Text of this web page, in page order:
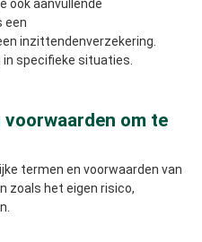
ook aanvullende
een
inzittendenverzekering.
specifieke situaties.
om te
termen en voorwaarden van
zoals het eigen risico,